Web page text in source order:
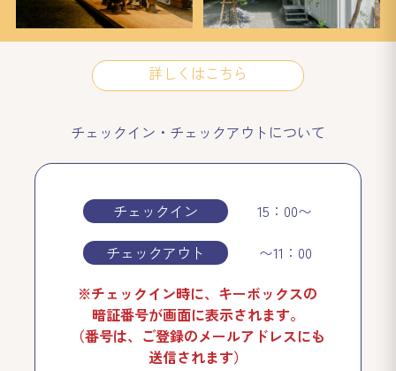
詳しくはこちら
チェックイン・チェックアウトについて
チェックイン
15：00〜
チェックアウト
〜11：00
※チェックイン時に、キーボックスの
暗証番号が画面に表示されます。
（番号は、ご登録のメールアドレスにも
送信されます）